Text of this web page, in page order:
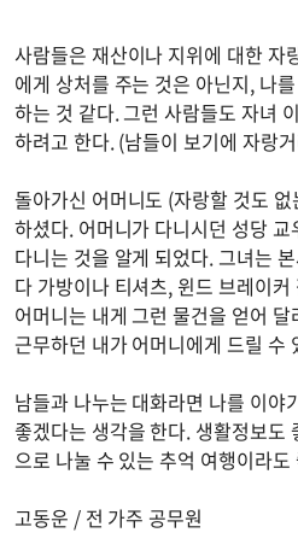
사람들은 재산이나 지위에 대한 자
에게 상처를 주는 것은 아닌지, 나
하는 것 같다. 그런 사람들도 자녀
하려고 한다. (남들이 보기에 자랑
돌아가신 어머니도 (자랑할 것도
하셨다. 어머니가 다니시던 성당
다니는 것을 알게 되었다. 그녀는
다 가방이나 티셔츠, 윈드 브레이
어머니는 내게 그런 물건을 얻어
근무하던 내가 어머니에게 드릴 수
남들과 나누는 대화라면 나를 이야
좋겠다는 생각을 한다. 생활정보도
으로 나눌 수 있는 추억 여행이라도
고동운 / 전 가주 공무원